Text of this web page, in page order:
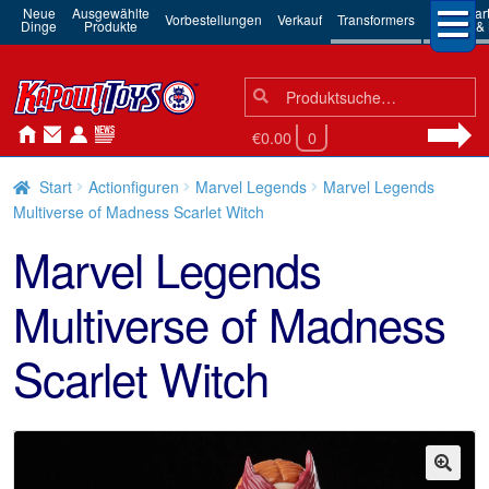
Neue
Dinge
Ausgewählte
Produkte Vorbestellungen Verkauf Transformers 3rd
Robots
Suchen
nach:
Suche
€0.00 0
Start Actionfiguren Marvel Legends
Marvel Legends
Multiverse of Madness Scarlet Witch
Marvel Legends
Multiverse of Madness
Scarlet Witch